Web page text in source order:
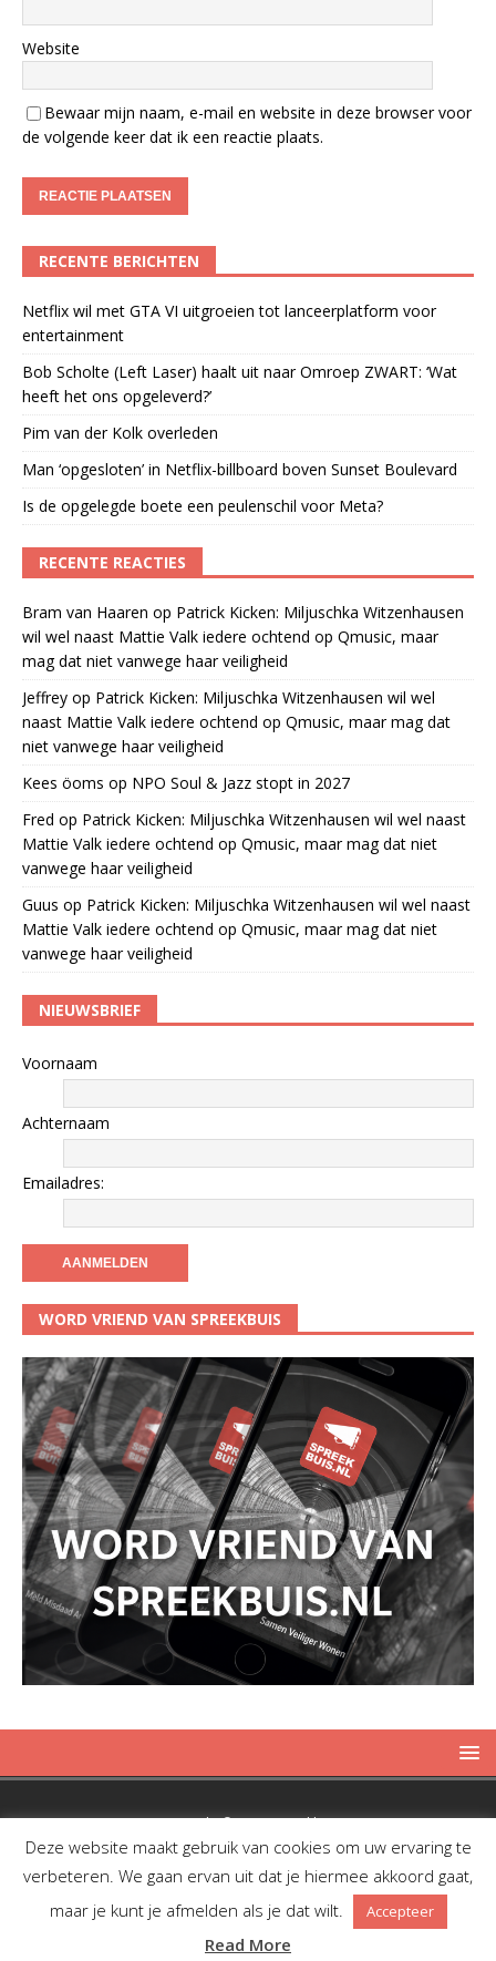
Website
Bewaar mijn naam, e-mail en website in deze browser voor
de volgende keer dat ik een reactie plaats.
RECENTE BERICHTEN
Netflix wil met GTA VI uitgroeien tot lanceerplatform voor
entertainment
Bob Scholte (Left Laser) haalt uit naar Omroep ZWART: ‘Wat
heeft het ons opgeleverd?’
Pim van der Kolk overleden
Man ‘opgesloten’ in Netflix-billboard boven Sunset Boulevard
Is de opgelegde boete een peulenschil voor Meta?
RECENTE REACTIES
Bram van Haaren op Patrick Kicken: Miljuschka Witzenhausen
wil wel naast Mattie Valk iedere ochtend op Qmusic, maar
mag dat niet vanwege haar veiligheid
Jeffrey op Patrick Kicken: Miljuschka Witzenhausen wil wel
naast Mattie Valk iedere ochtend op Qmusic, maar mag dat
niet vanwege haar veiligheid
Kees öoms op NPO Soul & Jazz stopt in 2027
Fred op Patrick Kicken: Miljuschka Witzenhausen wil wel naast
Mattie Valk iedere ochtend op Qmusic, maar mag dat niet
vanwege haar veiligheid
Guus op Patrick Kicken: Miljuschka Witzenhausen wil wel naast
Mattie Valk iedere ochtend op Qmusic, maar mag dat niet
vanwege haar veiligheid
NIEUWSBRIEF
Voornaam
Achternaam
Emailadres:
WORD VRIEND VAN SPREEKBUIS
Copyright © 2019 Spreekbuis
Deze website maakt gebruik van cookies om uw ervaring te
verbeteren. We gaan ervan uit dat je hiermee akkoord gaat,
maar je kunt je afmelden als je dat wilt.
Accepteer
Read More